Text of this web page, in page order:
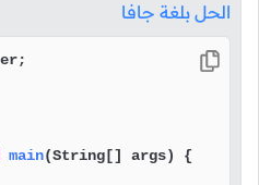
الحل بلغة جافا
main(String[] args) {